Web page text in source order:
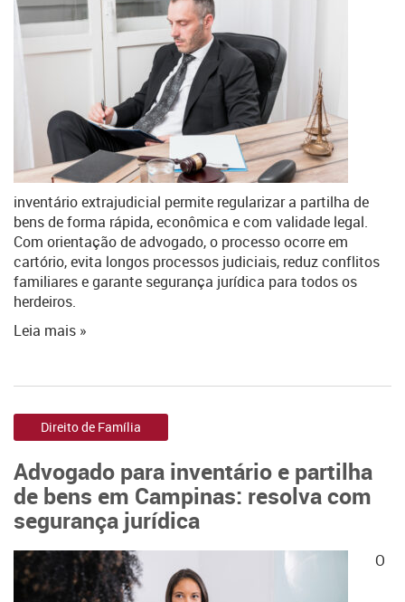
inventário extrajudicial permite regularizar a partilha de
bens de forma rápida, econômica e com validade legal.
Com orientação de advogado, o processo ocorre em
cartório, evita longos processos judiciais, reduz conflitos
familiares e garante segurança jurídica para todos os
herdeiros.
Leia mais »
Direito de Família
Advogado para inventário e partilha
de bens em Campinas: resolva com
segurança jurídica
O